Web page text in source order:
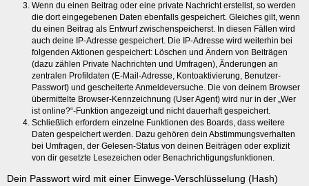
Wenn du einen Beitrag oder eine private Nachricht erstellst, so werden
die dort eingegebenen Daten ebenfalls gespeichert. Gleiches gilt, wenn
du einen Beitrag als Entwurf zwischenspeicherst. In diesen Fällen wird
auch deine IP-Adresse gespeichert. Die IP-Adresse wird weiterhin bei
folgenden Aktionen gespeichert: Löschen und Ändern von Beiträgen
(dazu zählen Private Nachrichten und Umfragen), Änderungen an
zentralen Profildaten (E-Mail-Adresse, Kontoaktivierung, Benutzer-
Passwort) und gescheiterte Anmeldeversuche. Die von deinem Browser
übermittelte Browser-Kennzeichnung (User Agent) wird nur in der „Wer
ist online?“-Funktion angezeigt und nicht dauerhaft gespeichert.
Schließlich erfordern einzelne Funktionen des Boards, dass weitere
Daten gespeichert werden. Dazu gehören dein Abstimmungsverhalten
bei Umfragen, der Gelesen-Status von deinen Beiträgen oder explizit
von dir gesetzte Lesezeichen oder Benachrichtigungsfunktionen.
Dein Passwort wird mit einer Einwege-Verschlüsselung (Hash)